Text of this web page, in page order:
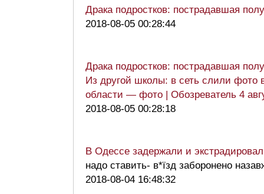
Драка подростков: пострадавшая
2018-08-05 00:28:44
Драка подростков: пострадавшая
Из другой школы: в сеть слили
области — фото | Обозреватель 4
2018-08-05 00:28:18
В Одессе задержали и
надо ставить- в*їзд заборонено
2018-08-04 16:48:32